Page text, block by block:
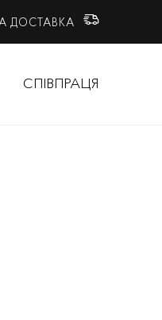
ДОСТАВКА
СПІВПРАЦЯ